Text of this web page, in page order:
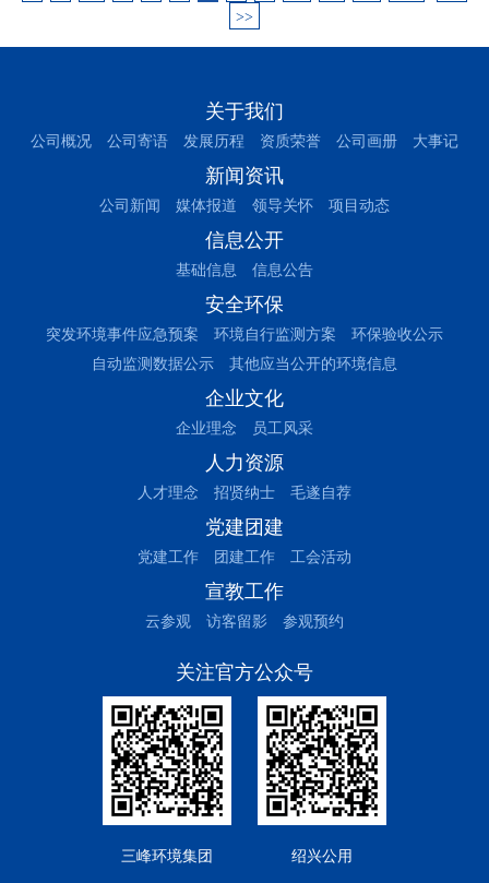
>>
关于我们
公司概况 公司寄语 发展历程 资质荣誉 公司画册 大事记
新闻资讯
公司新闻 媒体报道 领导关怀 项目动态
信息公开
基础信息 信息公告
安全环保
突发环境事件应急预案 环境自行监测方案
环保验收公示
自动监测数据公示
其他应当公开的环境信息
企业文化
企业理念 员工风采
人力资源
人才理念 招贤纳士 毛遂自荐
党建团建
党建工作 团建工作 工会活动
宣教工作
云参观 访客留影 参观预约
关注官方公众号
三峰环境集团 绍兴公用